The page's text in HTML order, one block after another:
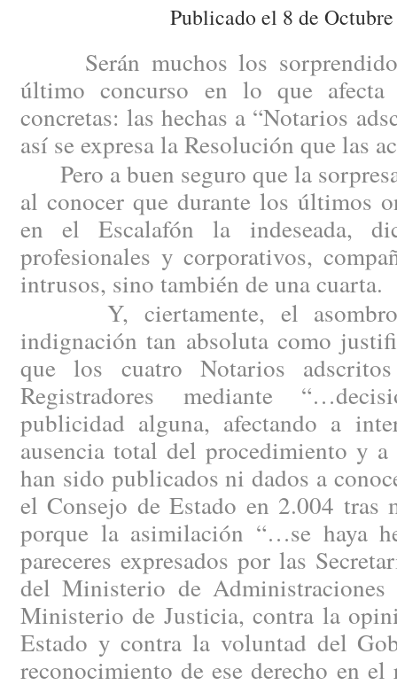
Publicado el 8 de
Serán muchos los
último concurso en lo que afecta
concretas: las hechas a “Notarios
así se expresa la Resolución que las
Pero a buen seguro que la
al conocer que durante los últimos
en el Escalafón la indeseada,
profesionales y corporativos,
intrusos, sino también de una cuarta.
Y, ciertamente, el asombro
indignación tan absoluta como
que los cuatro Notarios
Registradores mediante
publicidad alguna, afectando a
ausencia total del procedimiento y
han sido publicados ni dados a
el Consejo de Estado en 2.004 tras
porque la asimilación “…se haya
pareceres expresados por las
del Ministerio de
Ministerio de Justicia, contra la
Estado y contra la voluntad del
reconocimiento de ese derecho en